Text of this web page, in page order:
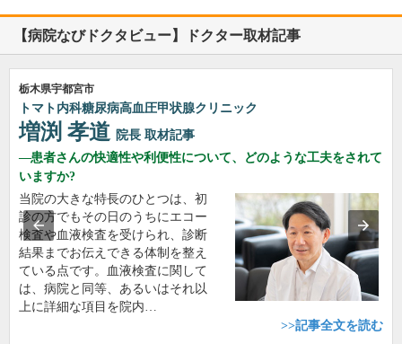
【病院なびドクタビュー】ドクター取材記事
栃木県宇都宮市
トマト内科糖尿病高血圧甲状腺クリニック
増渕 孝道 院長 取材記事
患者さんの快適性や利便性について、どのような工夫をされて
いますか?
当院の大きな特長のひとつは、初
診の方でもその日のうちにエコー
検査や血液検査を受けられ、診断
結果までお伝えできる体制を整え
ている点です。血液検査に関して
は、病院と同等、あるいはそれ以
上に詳細な項目を院内…
>>記事全文を読む